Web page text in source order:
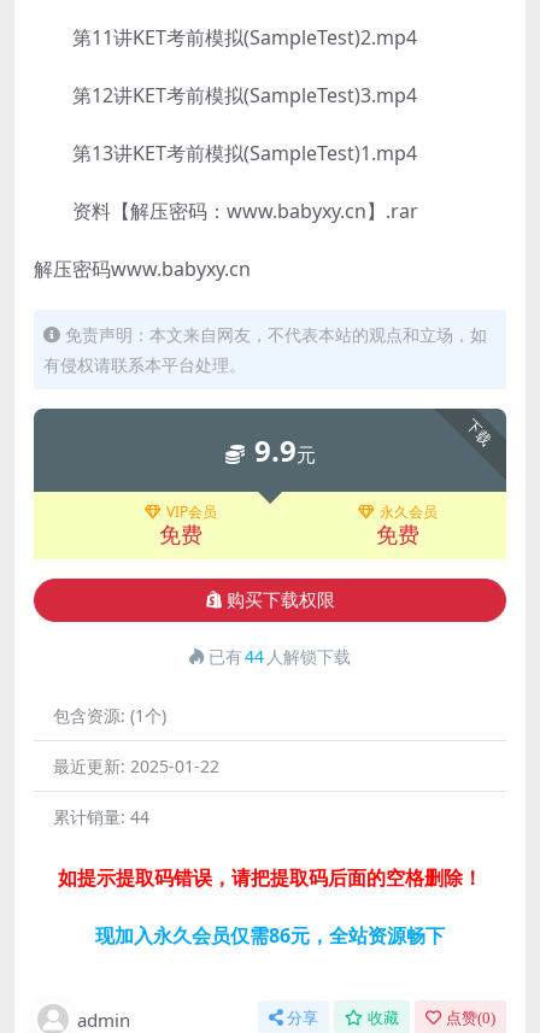
第11讲KET考前模拟(SampleTest)2.mp4
第12讲KET考前模拟(SampleTest)3.mp4
第13讲KET考前模拟(SampleTest)1.mp4
资料【解压密码：www.babyxy.cn】.rar
解压密码www.babyxy.cn
免责声明：本文来自网友，不代表本站的观点和立场，如
有侵权请联系本平台处理。
下载
9.9元
VIP会员
免费
永久会员
免费
购买下载权限
已有44 人解锁下载
包含资源: (1个)
最近更新: 2025-01-22
累计销量: 44
如提示提取码错误，请把提取码后面的空格删除！
现加入永久会员仅需86元，全站资源畅下
admin 分享 收藏 点赞(0)